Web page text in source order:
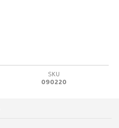
SKU
090220